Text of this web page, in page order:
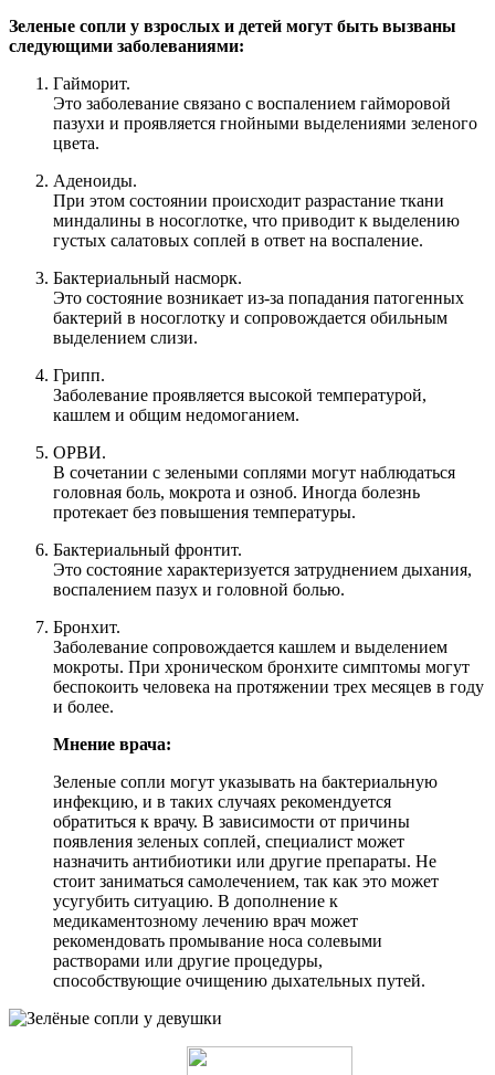
Зеленые сопли у взрослых и детей могут быть вызваны
следующими заболеваниями:
Гайморит.
Это заболевание связано с воспалением гайморовой
пазухи и проявляется гнойными выделениями зеленого
цвета.
Аденоиды.
При этом состоянии происходит разрастание ткани
миндалины в носоглотке, что приводит к выделению
густых салатовых соплей в ответ на воспаление.
Бактериальный насморк.
Это состояние возникает из-за попадания патогенных
бактерий в носоглотку и сопровождается обильным
выделением слизи.
Грипп.
Заболевание проявляется высокой температурой,
кашлем и общим недомоганием.
ОРВИ.
В сочетании с зелеными соплями могут наблюдаться
головная боль, мокрота и озноб. Иногда болезнь
протекает без повышения температуры.
Бактериальный фронтит.
Это состояние характеризуется затруднением дыхания,
воспалением пазух и головной болью.
Бронхит.
Заболевание сопровождается кашлем и выделением
мокроты. При хроническом бронхите симптомы могут
беспокоить человека на протяжении трех месяцев в году
и более.
Мнение врача:
Зеленые сопли могут указывать на бактериальную
инфекцию, и в таких случаях рекомендуется
обратиться к врачу. В зависимости от причины
появления зеленых соплей, специалист может
назначить антибиотики или другие препараты. Не
стоит заниматься самолечением, так как это может
усугубить ситуацию. В дополнение к
медикаментозному лечению врач может
рекомендовать промывание носа солевыми
растворами или другие процедуры,
способствующие очищению дыхательных путей.